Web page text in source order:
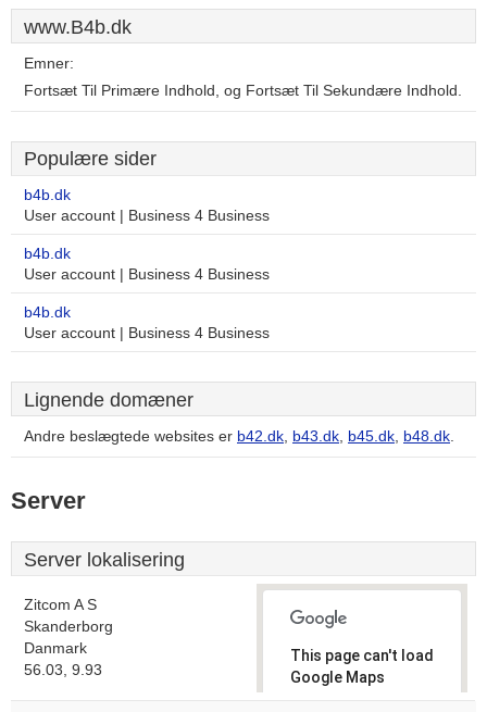
www.B4b.dk
Emner:
Fortsæt Til Primære Indhold, og Fortsæt Til Sekundære Indhold.
Populære sider
b4b.dk
User account | Business 4 Business
b4b.dk
User account | Business 4 Business
b4b.dk
User account | Business 4 Business
Lignende domæner
Andre beslægtede websites er b42.dk, b43.dk, b45.dk, b48.dk.
Server
Server lokalisering
Zitcom A S
Skanderborg
Danmark
56.03, 9.93
This page can't load
Google Maps
correctly.